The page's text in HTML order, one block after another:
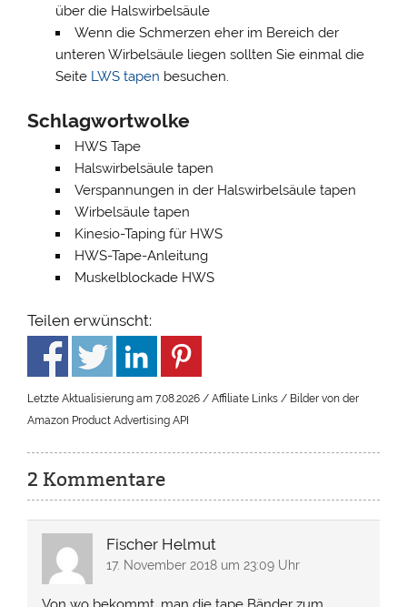
über die Halswirbelsäule
Wenn die Schmerzen eher im Bereich der
unteren Wirbelsäule liegen sollten Sie einmal die
Seite LWS tapen besuchen.
Schlagwortwolke
HWS Tape
Halswirbelsäule tapen
Verspannungen in der Halswirbelsäule tapen
Wirbelsäule tapen
Kinesio-Taping für HWS
HWS-Tape-Anleitung
Muskelblockade HWS
Teilen erwünscht:
Letzte Aktualisierung am 7.08.2026 / Affiliate Links / Bilder von der
Amazon Product Advertising API
2 Kommentare
Fischer Helmut
17. November 2018 um 23:09 Uhr